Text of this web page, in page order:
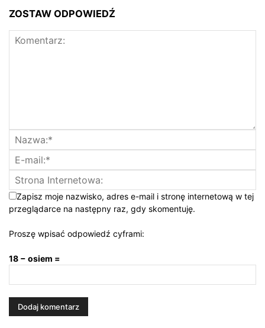
ZOSTAW ODPOWIEDŹ
Zapisz moje nazwisko, adres e-mail i stronę internetową w tej
przeglądarce na następny raz, gdy skomentuję.
Proszę wpisać odpowiedź cyframi:
18 − osiem =